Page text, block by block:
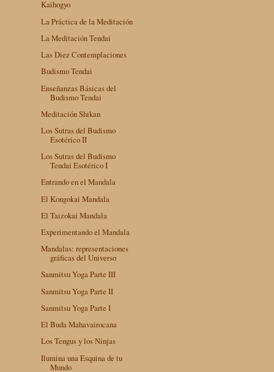
Kaihogyo
La Práctica de la Meditación
La Meditación Tendai
Las Diez Contemplaciones
Budismo Tendai
Enseñanzas Básicas del
Budismo Tendai
Meditación Shikan
Los Sutras del Budismo
Esotérico II
Los Sutras del Budismo
Tendai Esotérico I
Entrando en el Mandala
El Kongokai Mandala
El Taizokai Mandala
Experimentando el Mandala
Mandalas: representaciones
gráficas del Universo
Sanmitsu Yoga Parte III
Sanmitsu Yoga Parte II
Sanmitsu Yoga Parte I
El Buda Mahavairocana
Los Tengus y los Ninjas
Ilumina una Esquina de tu
Mundo